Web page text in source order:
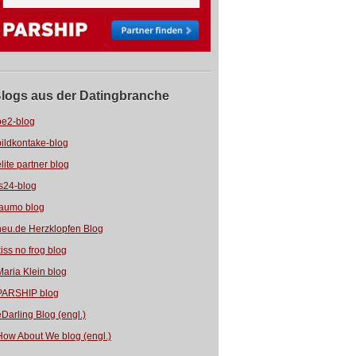
aus der Datingbranche
blog
blog
partner blog
blog
blog
Herzklopfen Blog
no frog blog
Klein blog
blog
Blog (engl.)
About We blog (engl.)